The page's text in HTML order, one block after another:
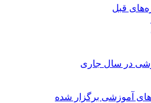
قبل
در سال جاری
آموزشی برگزار شده